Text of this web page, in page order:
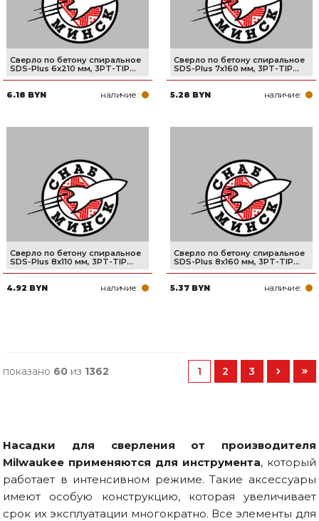
Сверло по бетону спиральное
SDS-Plus 6x210 мм, 3PT-TIP...
6.18 BYN наличие:
Сверло по бетону спиральное
SDS-Plus 7x160 мм, 3PT-TIP...
5.28 BYN наличие:
Сверло по бетону спиральное
SDS-Plus 8x110 мм, 3PT-TIP...
4.92 BYN наличие:
Сверло по бетону спиральное
SDS-Plus 8x160 мм, 3PT-TIP...
5.37 BYN наличие:
показано 60 из 1362 1 2 3
Насадки для сверления от производителя
Milwaukee применяются для инструмента, который
работает в интенсивном режиме. Такие аксессуары
имеют особую конструкцию, которая увеличивает
срок их эксплуатации многократно. Все элементы для